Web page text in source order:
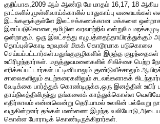
குறிப்பாக,2009 ஆம் ஆண்டு மே மாதம் 16,17, 18 ஆகிய
நாட்களில்,முள்ளிவாய்க்காலில் பாதுகாப்பு வளையங்கள்
இடங்களுக்குள்ளே இலட்சக்கணக்கான மக்களை ஒன்றாகக்
இனப்படுகொலை,தமிழின வரலாற்றில் என்றுமே
ஒன்றாகும். ஒரு இலட்சத்து எழுபத்தைந்தாயிரத்துக்கும்
தொப்புள்கொடி உறவுகள் மிகக் கொடூரமாக படுகொலை
செய்யப்பட்டார்கள்.பதுங்குகுழிகளில் இருந்த குழந்தைகள்
உயிரிழந்தார்கள். மருத்துவமனைகளில் சிகிச்சை பெற்ற
எரிக்கப்பட்டார்கள்.பட்டினியாலும் குண்டுவீச்சாலும்
சாலைகளிலும் கடற்கரைகளிலும் சடலங்களாகக்
வேடிக்கை பார்த்துக் கொண்டிருக்க,ஒரு இனத்தின் உயிர்
தாய்நிலத்திலிருந்து தங்களைக் காத்துக்கொள்ள
எதிர்காலம் என்னவென்று தெரியாமல் உலகின் பல்வேறு
வருகின்றனர்.தங்கள் மண்ணை இழந்த
கொள்ள போராடிக் கொண்டிருக்கிறார்கள்.